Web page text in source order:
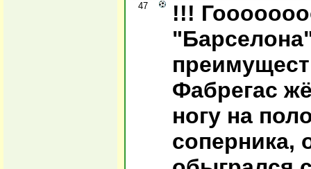
47
!!!
Фабрегас
ногу на
соперника,